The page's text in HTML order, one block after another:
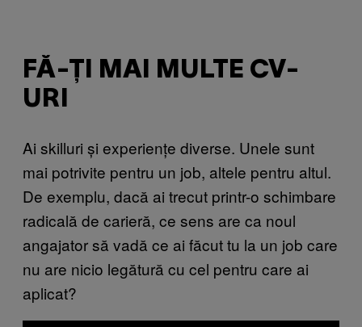
FĂ-ȚI MAI MULTE CV-
URI
Ai skilluri și experiențe diverse. Unele sunt
mai potrivite pentru un job, altele pentru altul.
De exemplu, dacă ai trecut printr-o schimbare
radicală de carieră, ce sens are ca noul
angajator să vadă ce ai făcut tu la un job care
nu are nicio legătură cu cel pentru care ai
aplicat?